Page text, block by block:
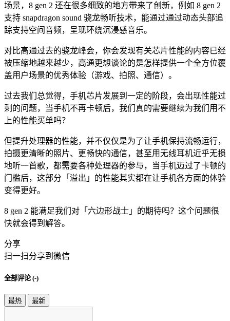
场景，8 gen 2 还在很多细致的地方带来了创新，例如 8 gen 2
支持 snapdragon sound 骁龙畅听技术，能通过通过动态头部追
踪支持空间音频，呈现环绕沉浸感音乐。
对比高通过去的骁龙峰会，你会发现有关芯片性能的内容已经
被压缩地越来越少，高通更想谈论的是怎样提供一个全方位覆
盖用户场景的优秀体验（游戏、拍照、通信）。
过去我们总觉得，手机芯片发展到一定的阶段，会出现性能过
剩的问题，当手机不再卡顿后，我们真的需要继续为我们用不
上的性能买单吗？
但提升处理器的性能，并不仅仅是为了让手机保持流畅运行，
拍摄更清晰的照片、更畅快的通信，甚至用无线耳机近乎无损
地听一首歌，都需要各种处理器的参与，当手机迈过了卡顿的
门槛后，这部分「溢出」的性能其实都在让手机各方面的体验
变得更好。
8 gen 2 能满足我们对「六边形战士」的期待吗？这个问题很
快就会得到解答。
分享
扫一扫分享到微信
全部评论 (-)
最热 最新